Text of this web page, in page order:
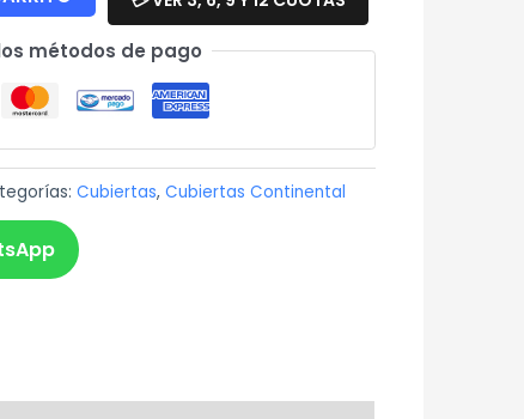
métodos de pago
Cubiertas, Cubiertas Continental